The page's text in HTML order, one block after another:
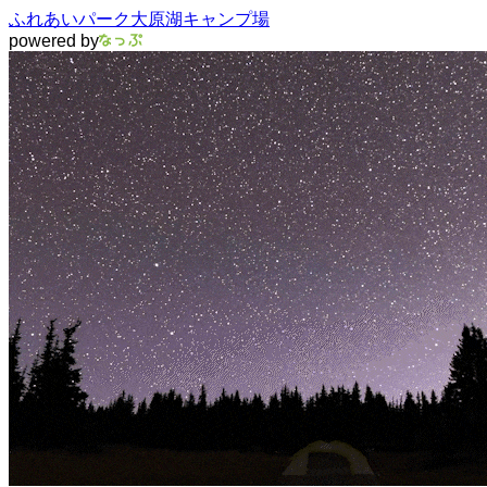
ふれあいパーク大原湖キャンプ場
powered by